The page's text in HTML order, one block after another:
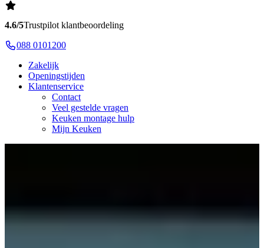
4.6/5Trustpilot klantbeoordeling
088 0101200
Zakelijk
Openingstijden
Klantenservice
Contact
Veel gestelde vragen
Keuken montage hulp
Mijn Keuken